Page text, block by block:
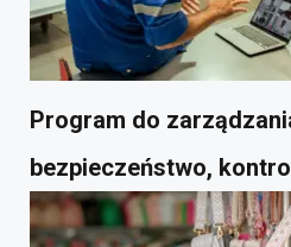
Program do
bezpieczeństwo,